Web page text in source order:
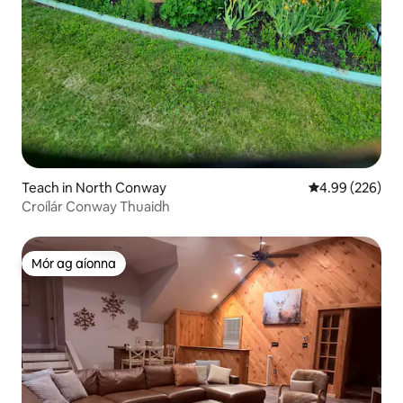
Teach in North Conway Meánrátáil
4.99 (226)
Croílár Conway Thuaidh
Mór ag aíonna
Mór ag aíonna